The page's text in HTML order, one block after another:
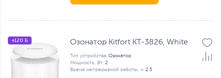
+120 Б Озонатор Kitfort KT-3826, White
Тип устройства: Озонатор
Мощность, Вт: 2
Время непрерывной работы, ч: 2.5